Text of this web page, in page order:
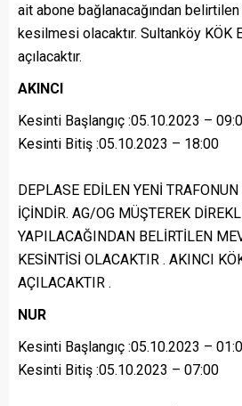
ait abone bağlanacağından
kesilmesi olacaktır. Sultanköy KÖK
açılacaktır.
AKINCI
Kesinti Başlangıç :05.10.2023 –
Kesinti Bitiş :05.10.2023 – 18:00
DEPLASE EDİLEN YENİ
İÇİNDİR. AG/OG MÜŞTEREK
YAPILACAĞINDAN BELİRTİLEN
KESİNTİSİ OLACAKTIR . AKINCI
AÇILACAKTIR .
NUR
Kesinti Başlangıç :05.10.2023 –
Kesinti Bitiş :05.10.2023 – 07:00